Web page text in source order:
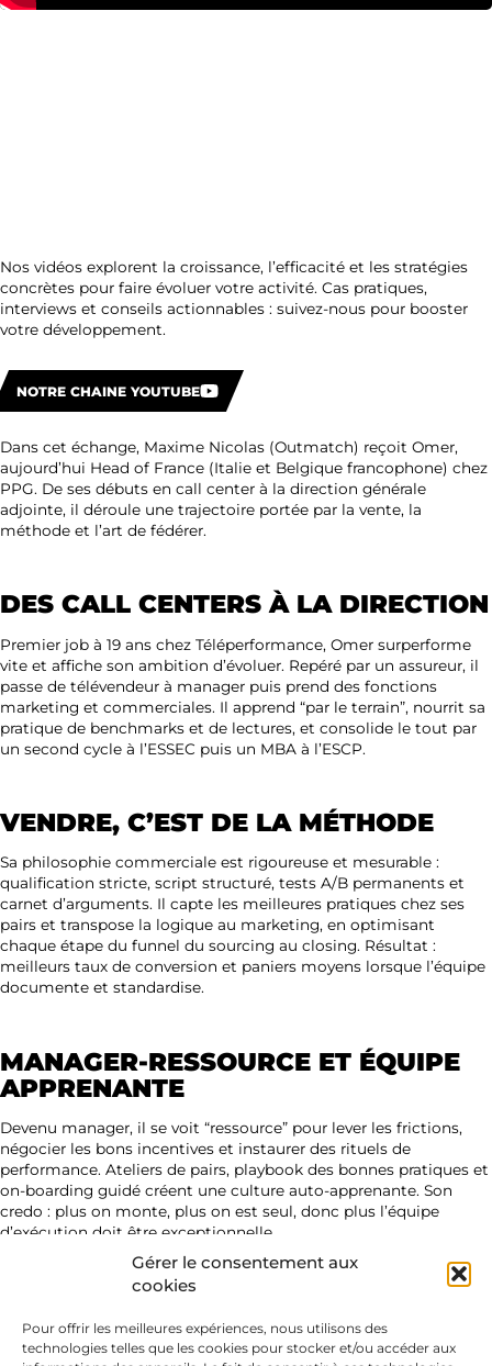
Gérer le consentement aux
cookies
Pour offrir les meilleures expériences, nous utilisons des
technologies telles que les cookies pour stocker et/ou accéder aux
Nos vidéos explorent la croissance, l’efficacité et les stratégies
concrètes pour faire évoluer votre activité. Cas pratiques,
interviews et conseils actionnables : suivez-nous pour booster
votre développement.
NOTRE CHAINE YOUTUBE
Dans cet échange, Maxime Nicolas (Outmatch) reçoit Omer,
aujourd’hui Head of France (Italie et Belgique francophone) chez
PPG. De ses débuts en call center à la direction générale
adjointe, il déroule une trajectoire portée par la vente, la
méthode et l’art de fédérer.
DES CALL CENTERS À LA DIRECTION
Premier job à 19 ans chez Téléperformance, Omer surperforme
vite et affiche son ambition d’évoluer. Repéré par un assureur, il
passe de télévendeur à manager puis prend des fonctions
marketing et commerciales. Il apprend “par le terrain”, nourrit sa
pratique de benchmarks et de lectures, et consolide le tout par
un second cycle à l’ESSEC puis un MBA à l’ESCP.
VENDRE, C’EST DE LA MÉTHODE
Sa philosophie commerciale est rigoureuse et mesurable :
qualification stricte, script structuré, tests A/B permanents et
carnet d’arguments. Il capte les meilleures pratiques chez ses
pairs et transpose la logique au marketing, en optimisant
chaque étape du funnel du sourcing au closing. Résultat :
meilleurs taux de conversion et paniers moyens lorsque l’équipe
documente et standardise.
MANAGER-RESSOURCE ET ÉQUIPE
APPRENANTE
Devenu manager, il se voit “ressource” pour lever les frictions,
négocier les bons incentives et instaurer des rituels de
performance. Ateliers de pairs, playbook des bonnes pratiques et
on-boarding guidé créent une culture auto-apprenante. Son
credo : plus on monte, plus on est seul, donc plus l’équipe
d’exécution doit être exceptionnelle.
L’EXCELLENCE